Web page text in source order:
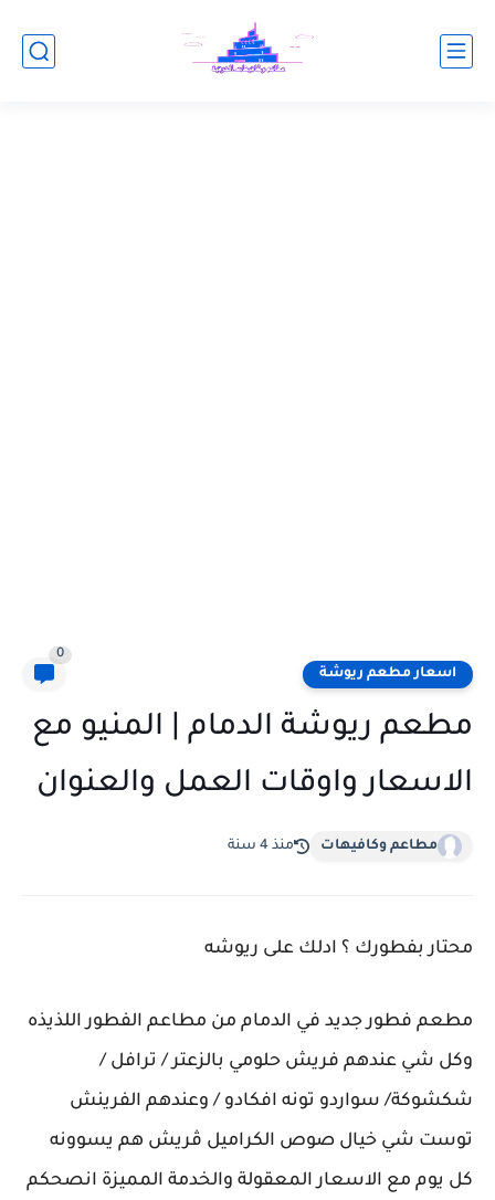
اسعار مطعم ريوشة
0
مطعم ريوشة الدمام | المنيو مع
الاسعار واوقات العمل والعنوان
مطاعم وكافيهات منذ 4 سنة
محتار بفطورك ؟ ادلك على ريوشه
مطعم فطور جديد في الدمام من مطاعم الفطور اللذيذه
وكل شي عندهم فريش حلومي بالزعتر / ترافل /
شكشوكة/ سواردو تونه افكادو / وعندهم الفرينش
توست شي خيال صوص الكراميل ڤريش هم يسوونه
كل يوم مع الاسعار المعقولة والخدمة المميزة انصحكم